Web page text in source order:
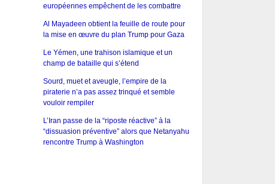
européennes empêchent de les combattre
Al Mayadeen obtient la feuille de route pour
la mise en œuvre du plan Trump pour Gaza
Le Yémen, une trahison islamique et un
champ de bataille qui s’étend
Sourd, muet et aveugle, l’empire de la
piraterie n’a pas assez trinqué et semble
vouloir rempiler
L’Iran passe de la “riposte réactive” à la
“dissuasion préventive” alors que Netanyahu
rencontre Trump à Washington